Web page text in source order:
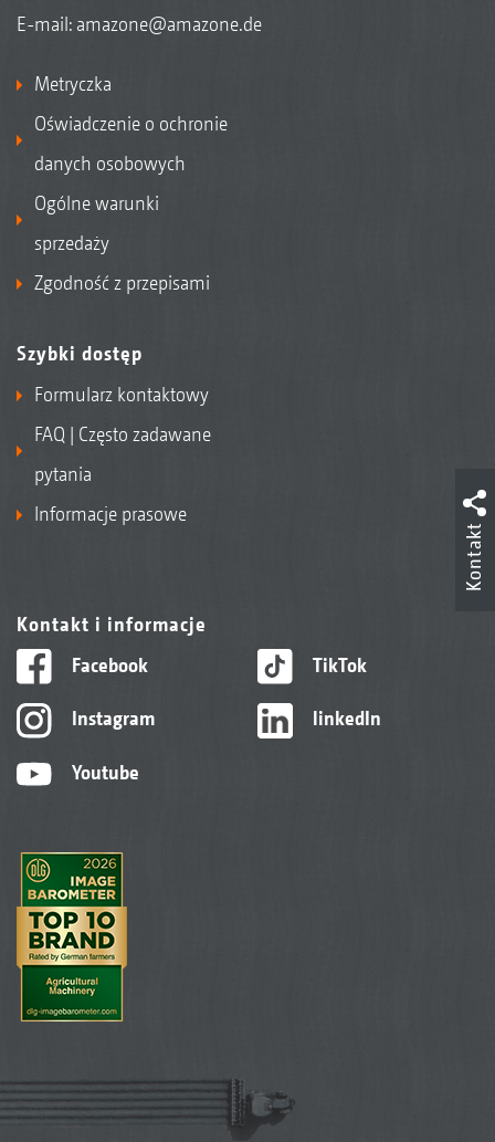
E-mail: amazone@amazone.de
Metryczka
Oświadczenie o ochronie
danych osobowych
Ogólne warunki
sprzedaży
Zgodność z przepisami
Szybki dostęp
Formularz kontaktowy
FAQ | Często zadawane
pytania
Informacje prasowe
Kontakt i informacje
Facebook
Instagram
Youtube
TikTok
linkedIn
Kontakt